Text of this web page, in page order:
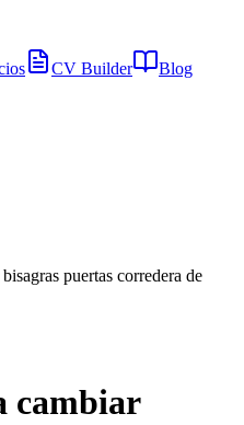
CV Builder Blog
puertas corredera de
cambiar